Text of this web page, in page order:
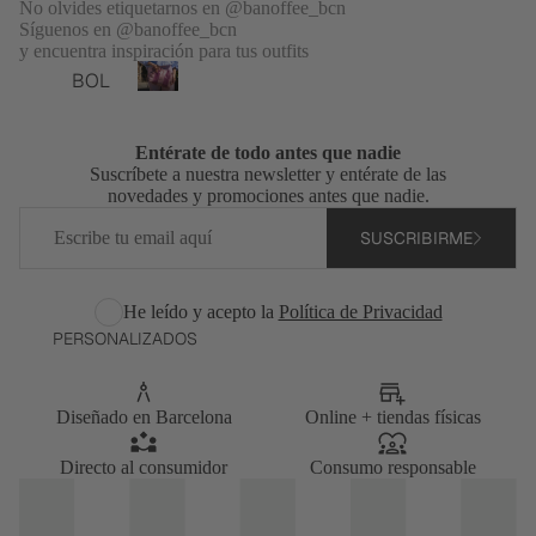
TOP
S
TOTA
VEST
Y
CHA
Y
EYS
BOL
SON
ADO
ERA
SOS
Bolsos
personalizados
l
s
o
s
o
l
i
z
PERSONALIZADOS
No olvides etiquetarnos en @banoffee_bcn
Síguenos en @banoffee_bcn
y encuentra inspiración para tus outfits
Entérate de todo antes que nadie
Suscríbete a nuestra newsletter y entérate de las
novedades y promociones antes que nadie.
electrónico
SUSCRIBIRME
He leído y acepto la Política de Privacidad
Diseñado en Barcelona Online + tiendas físicas
Directo al consumidor Consumo responsable